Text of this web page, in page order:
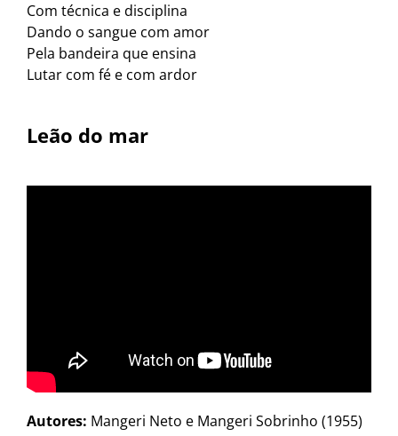
Com técnica e disciplina
Dando o sangue com amor
Pela bandeira que ensina
Lutar com fé e com ardor
Leão do mar
Autores: Mangeri Neto e Mangeri Sobrinho (1955)